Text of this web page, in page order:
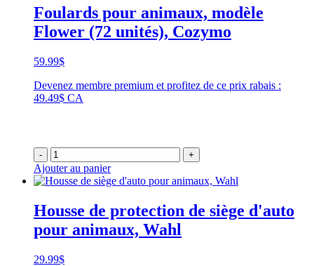
Foulards pour animaux, modèle
Flower (72 unités), Cozymo
59.99$
Devenez membre premium et profitez de ce prix rabais :
49.49$ CA
- +
Ajouter au panier
Housse de protection de siège d'auto
pour animaux, Wahl
29.99$